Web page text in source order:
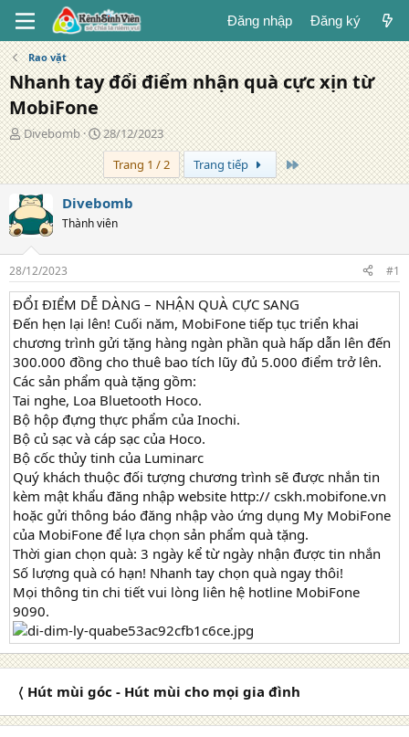
Đăng nhập Đăng ký
Rao vặt
Nhanh tay đổi điểm nhận quà cực xịn từ
MobiFone
T
á
c
g
i
ả
Divebomb
N
g
à
y
đ
ă
n
28/12/2023
Trang 1 / 2
Trang tiếp Trang cuối
Divebomb
Thành viên
28/12/2023 #1
ĐỔI ĐIỂM DỄ DÀNG – NHẬN QUÀ CỰC SANG
Đến hẹn lại lên! Cuối năm, MobiFone tiếp tục triển khai
chương trình gửi tặng hàng ngàn phần quà hấp dẫn lên đến
300.000 đồng cho thuê bao tích lũy đủ 5.000 điểm trở lên.
Các sản phẩm quà tặng gồm:
Tai nghe, Loa Bluetooth Hoco.
Bộ hộp đựng thực phẩm của Inochi.
Bộ củ sạc và cáp sạc của Hoco.
Bộ cốc thủy tinh của Luminarc
Quý khách thuộc đối tượng chương trình sẽ được nhắn tin
kèm mật khẩu đăng nhập website http:// cskh.mobifone.vn
hoặc gửi thông báo đăng nhập vào ứng dụng My MobiFone
của MobiFone để lựa chọn sản phẩm quà tặng.
Thời gian chọn quà: 3 ngày kể từ ngày nhận được tin nhắn
Số lượng quà có hạn! Nhanh tay chọn quà ngay thôi!
Mọi thông tin chi tiết vui lòng liên hệ hotline MobiFone
9090.
〈 Hút mùi góc - Hút mùi cho mọi gia đình